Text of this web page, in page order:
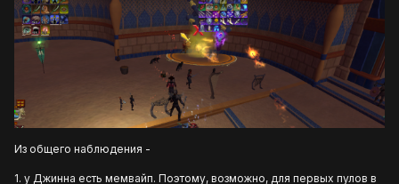
Из общего наблюдения -
1. у Джинна есть мемвайп. Поэтому, возможно, для первых пулов в